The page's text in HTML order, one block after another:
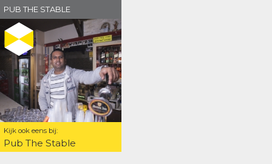
PUB THE STABLE
Kijk ook eens bij:
Pub The Stable